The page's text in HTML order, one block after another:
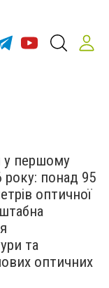
у першому
року: понад 95
оптичної
та
оптичних